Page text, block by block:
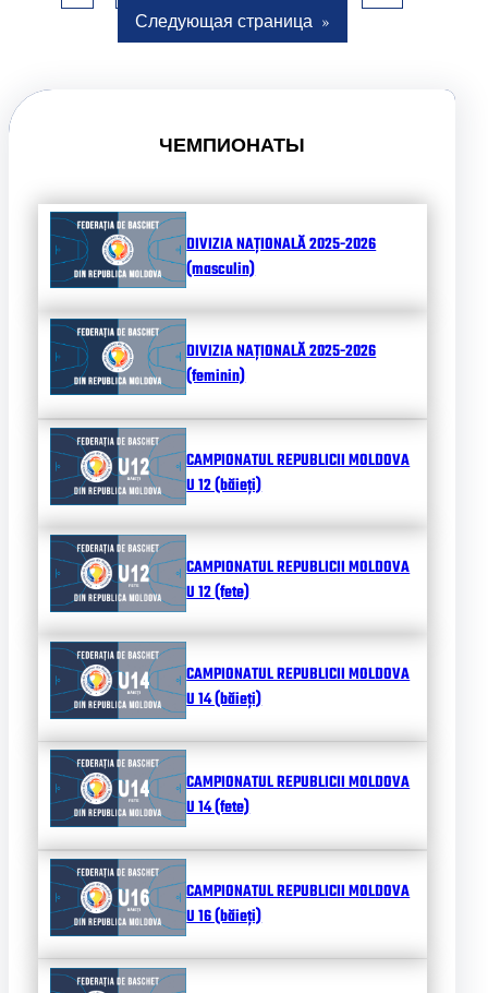
Следующая страница »
ЧЕМПИОНАТЫ
DIVIZIA NAȚIONALĂ 2025-2026
(masculin)
DIVIZIA NAȚIONALĂ 2025-2026
(feminin)
CAMPIONATUL REPUBLICII MOLDOVA
U 12 (băieți)
CAMPIONATUL REPUBLICII MOLDOVA
U 12 (fete)
CAMPIONATUL REPUBLICII MOLDOVA
U 14 (băieți)
CAMPIONATUL REPUBLICII MOLDOVA
U 14 (fete)
CAMPIONATUL REPUBLICII MOLDOVA
U 16 (băieți)